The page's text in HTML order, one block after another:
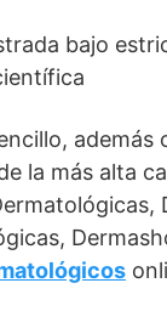
bajo
además
la más alta